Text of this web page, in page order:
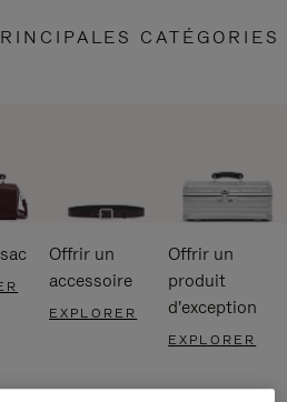
CATÉGORIES
Offrir un
accessoire
EXPLORER
Offrir un
produit
d'exception
EXPLORER